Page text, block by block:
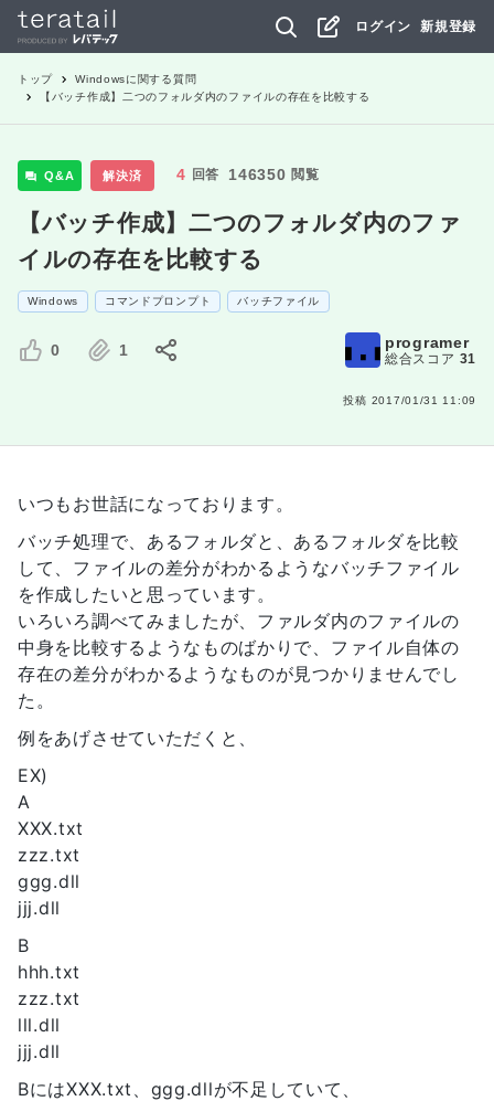
ログイン 新規登録
トップ Windowsに関する質問
【バッチ作成】二つのフォルダ内のファイルの存在を比較する
Q&A 解決済 4 回答 146350 閲覧
【バッチ作成】二つのフォルダ内のファ
イルの存在を比較する
Windows コマンドプロンプト バッチファイル
0 1 programer
総合スコア 31
投稿 2017/01/31 11:09
いつもお世話になっております。
バッチ処理で、あるフォルダと、あるフォルダを比較
して、ファイルの差分がわかるようなバッチファイル
を作成したいと思っています。
いろいろ調べてみましたが、ファルダ内のファイルの
中身を比較するようなものばかりで、ファイル自体の
存在の差分がわかるようなものが見つかりませんでし
た。
例をあげさせていただくと、
EX)
A
XXX.txt
zzz.txt
ggg.dll
jjj.dll
B
hhh.txt
zzz.txt
lll.dll
jjj.dll
BにはXXX.txt、ggg.dllが不足していて、